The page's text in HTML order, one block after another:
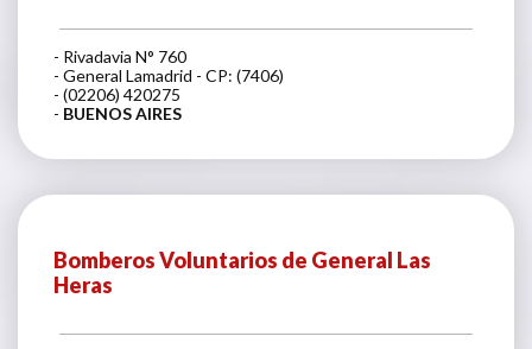
- Rivadavia N° 760
- General Lamadrid - CP: (7406)
- (02206) 420275
- BUENOS AIRES
Bomberos Voluntarios de General Las
Heras